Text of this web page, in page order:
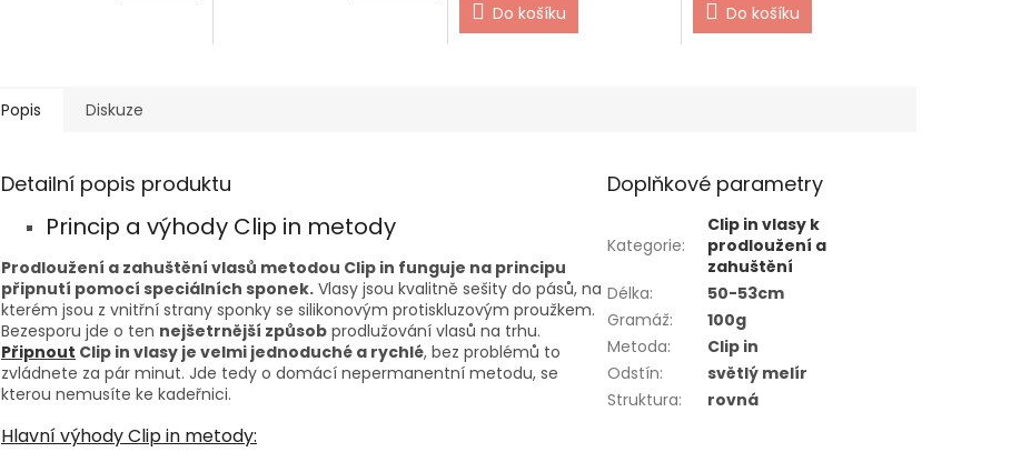
Do košíku Do košíku
Popis Diskuze
Detailní popis produktu
Princip a výhody Clip in metody
Prodloužení a zahuštění vlasů metodou Clip in funguje na principu
připnutí pomocí speciálních sponek. Vlasy jsou kvalitně sešity do pásů, na
kterém jsou z vnitřní strany sponky se silikonovým protiskluzovým proužkem.
Bezesporu jde o ten nejšetrnější způsob prodlužování vlasů na trhu.
Připnout Clip in vlasy je velmi jednoduché a rychlé, bez problémů to
zvládnete za pár minut. Jde tedy o domácí nepermanentní metodu, se
kterou nemusíte ke kadeřnici.
Hlavní výhody Clip in metody:
Doplňkové parametry
Kategorie:
Clip in vlasy k
prodloužení a
zahuštění
Délka:
50-53cm
Gramáž:
100g
Metoda:
Clip in
Odstín:
světlý melír
Struktura: rovná